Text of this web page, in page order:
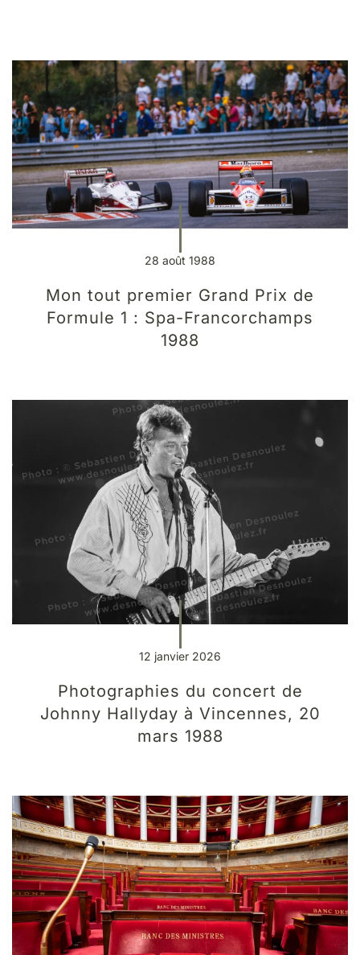
28 août 1988
Mon tout premier Grand Prix de
Formule 1 : Spa-Francorchamps
1988
12 janvier 2026
Photographies du concert de
Johnny Hallyday à Vincennes, 20
mars 1988